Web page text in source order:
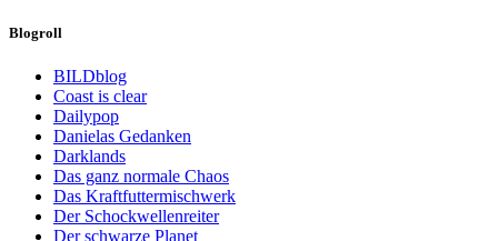
Blogroll
BILDblog
Coast is clear
Dailypop
Danielas Gedanken
Darklands
Das ganz normale Chaos
Das Kraftfuttermischwerk
Der Schockwellenreiter
Der schwarze Planet